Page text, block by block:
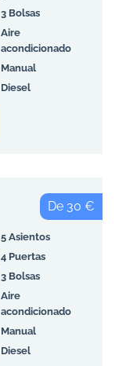
3 Bolsas
Aire
acondicionado
Manual
Diesel
De 30 €
5 Asientos
4 Puertas
3 Bolsas
Aire
acondicionado
Manual
Diesel